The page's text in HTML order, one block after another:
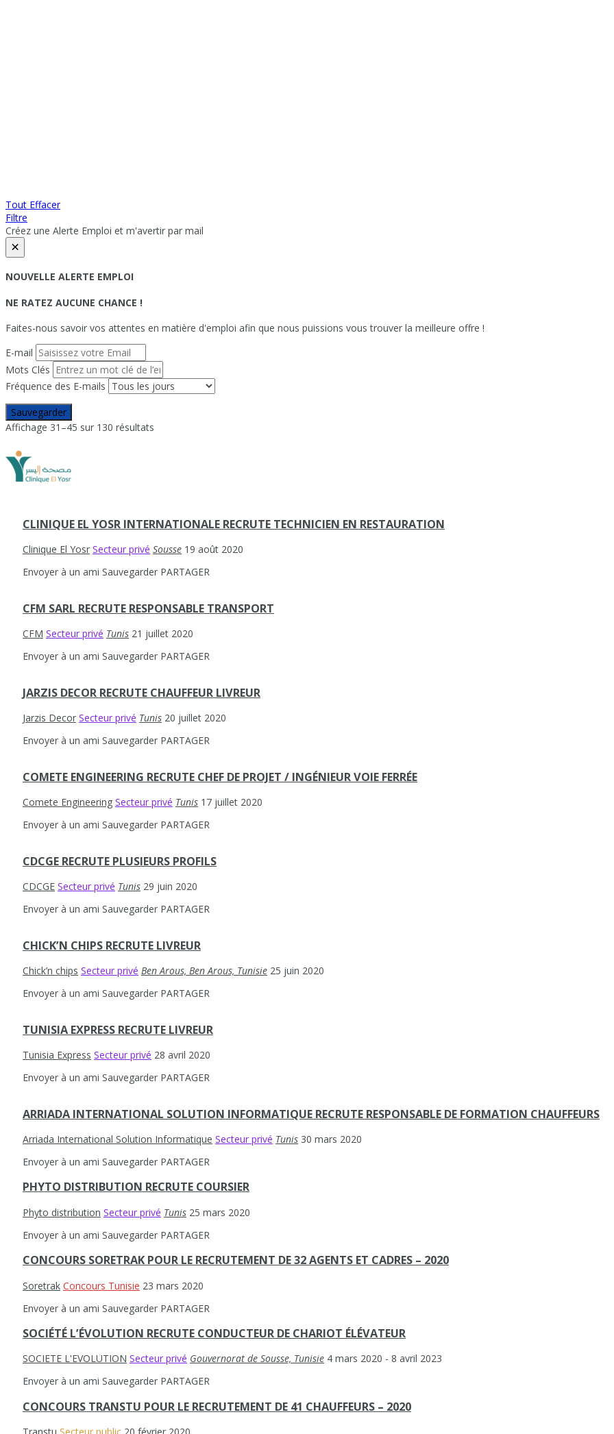
Tout Effacer
Filtre
Créez une Alerte Emploi et m'avertir par mail
×
NOUVELLE ALERTE EMPLOI
NE RATEZ AUCUNE CHANCE !
Faites-nous savoir vos attentes en matière d'emploi afin que nous puissions vous trouver la meilleure offre !
E-mail
Mots Clés
Fréquence des E-mails
Sauvegarder
Affichage 31–45 sur 130 résultats
CLINIQUE EL YOSR INTERNATIONALE RECRUTE TECHNICIEN EN RESTAURATION
Clinique El Yosr Secteur privé Sousse 19 août 2020
Envoyer à un ami Sauvegarder PARTAGER
CFM SARL RECRUTE RESPONSABLE TRANSPORT
CFM Secteur privé Tunis 21 juillet 2020
Envoyer à un ami Sauvegarder PARTAGER
JARZIS DECOR RECRUTE CHAUFFEUR LIVREUR
Jarzis Decor Secteur privé Tunis 20 juillet 2020
Envoyer à un ami Sauvegarder PARTAGER
COMETE ENGINEERING RECRUTE CHEF DE PROJET / INGÉNIEUR VOIE FERRÉE
Comete Engineering Secteur privé Tunis 17 juillet 2020
Envoyer à un ami Sauvegarder PARTAGER
CDCGE RECRUTE PLUSIEURS PROFILS
CDCGE Secteur privé Tunis 29 juin 2020
Envoyer à un ami Sauvegarder PARTAGER
CHICK’N CHIPS RECRUTE LIVREUR
Chick’n chips Secteur privé Ben Arous, Ben Arous, Tunisie 25 juin 2020
Envoyer à un ami Sauvegarder PARTAGER
TUNISIA EXPRESS RECRUTE LIVREUR
Tunisia Express Secteur privé 28 avril 2020
Envoyer à un ami Sauvegarder PARTAGER
ARRIADA INTERNATIONAL SOLUTION INFORMATIQUE RECRUTE RESPONSABLE DE FORMATION CHAUFFEURS
Arriada International Solution Informatique Secteur privé Tunis 30 mars 2020
Envoyer à un ami Sauvegarder PARTAGER
PHYTO DISTRIBUTION RECRUTE COURSIER
Phyto distribution Secteur privé Tunis 25 mars 2020
Envoyer à un ami Sauvegarder PARTAGER
CONCOURS SORETRAK POUR LE RECRUTEMENT DE 32 AGENTS ET CADRES – 2020
Soretrak Concours Tunisie 23 mars 2020
Envoyer à un ami Sauvegarder PARTAGER
SOCIÉTÉ L’ÉVOLUTION RECRUTE CONDUCTEUR DE CHARIOT ÉLÉVATEUR
SOCIETE L'EVOLUTION Secteur privé Gouvernorat de Sousse, Tunisie 4 mars 2020 - 8 avril 2023
Envoyer à un ami Sauvegarder PARTAGER
CONCOURS TRANSTU POUR LE RECRUTEMENT DE 41 CHAUFFEURS – 2020